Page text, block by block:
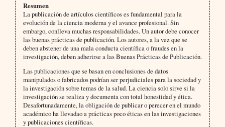
Resumen
La publicación de artículos científicos es fundamental para la
evolución de la ciencia moderna y el avance profesional. Sin
embargo, conlleva muchas responsabilidades. Un autor debe conocer
las buenas prácticas de publicación. Los autores, a la vez que se
deben abstener de una mala conducta científica o fraudes en la
investigación, deben adherirse a las Buenas Prácticas de Publicación.
Las publicaciones que se basan en conclusiones de datos
manipulados o fabricados podrían ser perjudiciales para la sociedad y
la investigación sobre temas de la salud. La ciencia solo sirve si la
investigación se realiza y documenta con total honestidad y ética.
Desafortunadamente, la obligación de publicar o perecer en el mundo
académico ha llevadao a prácticas poco éticas en las investigaciones
y publicaciones científicas.